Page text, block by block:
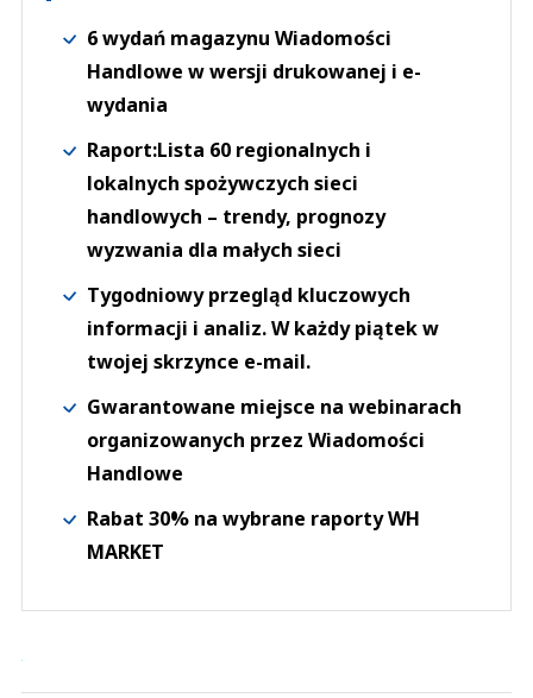
6 wydań magazynu Wiadomości
Handlowe w wersji drukowanej i e-
wydania
Raport:Lista 60 regionalnych i
lokalnych spożywczych sieci
handlowych – trendy, prognozy
wyzwania dla małych sieci
Tygodniowy przegląd kluczowych
informacji i analiz. W każdy piątek w
twojej skrzynce e-mail.
Gwarantowane miejsce na webinarach
organizowanych przez Wiadomości
Handlowe
Rabat 30% na wybrane raporty WH
MARKET